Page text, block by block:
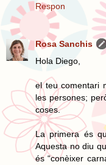
Respon
Rosa Sanchis
Hola Diego,
el teu comentari
les persones;
coses.
La primera és
Aquesta no diu
és “conèixer